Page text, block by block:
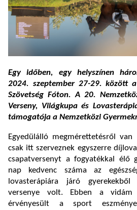
Egy időben, egy helyszínen
2024. szeptember 27-29. között
Szövetség Fóton. A 20.
Verseny, Világkupa és
támogatója a Nemzetközi
Egyedülálló megmérettetésről van
csak itt szerveznek egyszerre
csapatversenyt a fogyatékkal élő
nap kedvenc száma az
lovasterápiára járó
versenye volt. Ebben a vidám
érvényesült a sport